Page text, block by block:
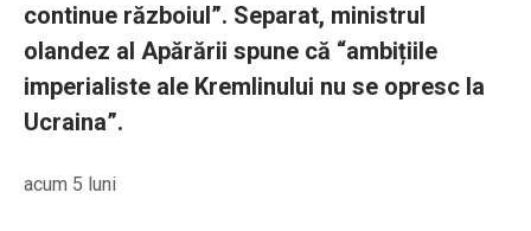
continue războiul”. Separat, ministrul
olandez al Apărării spune că “ambițiile
imperialiste ale Kremlinului nu se opresc la
Ucraina”.
acum 5 luni